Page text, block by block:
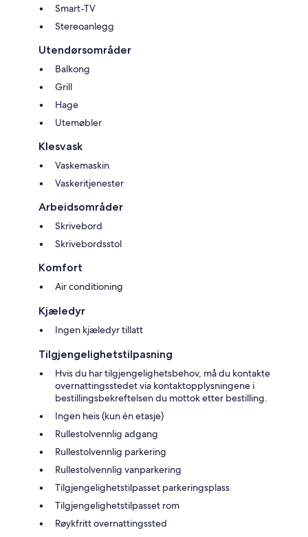
Smart-TV
Stereoanlegg
Utendørsområder
Balkong
Grill
Hage
Utemøbler
Klesvask
Vaskemaskin
Vaskeritjenester
Arbeidsområder
Skrivebord
Skrivebordsstol
Komfort
Air conditioning
Kjæledyr
Ingen kjæledyr tillatt
Tilgjengelighetstilpasning
Hvis du har tilgjengelighetsbehov, må du kontakte
overnattingsstedet via kontaktopplysningene i
bestillingsbekreftelsen du mottok etter bestilling.
Ingen heis (kun én etasje)
Rullestolvennlig adgang
Rullestolvennlig parkering
Rullestolvennlig vanparkering
Tilgjengelighetstilpasset parkeringsplass
Tilgjengelighetstilpasset rom
Røykfritt overnattingssted